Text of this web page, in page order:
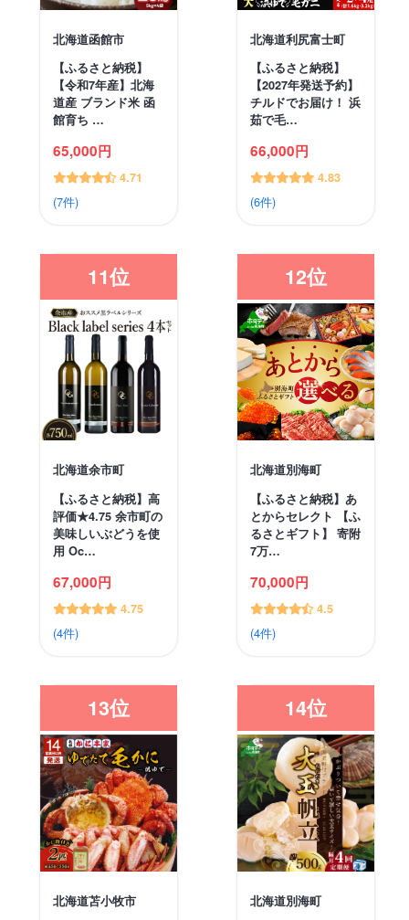
北海道函館市
【ふるさと納税】
【令和7年産】北海
道産 ブランド米 函
館育ち …
65,000円
4.71
(7件)
北海道利尻富士町
【ふるさと納税】
【2027年発送予約】
チルドでお届け！ 浜
茹で毛…
66,000円
4.83
(6件)
11位
北海道余市町
【ふるさと納税】高
評価★4.75 余市町の
美味しいぶどうを使
用 Oc…
67,000円
4.75
(4件)
12位
北海道別海町
【ふるさと納税】あ
とからセレクト 【ふ
るさとギフト】 寄附
7万…
70,000円
4.5
(4件)
13位
北海道苫小牧市
14位
北海道別海町